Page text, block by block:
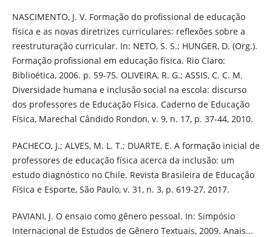
NASCIMENTO, J. V. Formação do profissional de educação
física e as novas diretrizes curriculares: reflexões sobre a
reestruturação curricular. In: NETO, S. S.; HUNGER, D. (Org.).
Formação profissional em educação física. Rio Claro:
Biblioética, 2006. p. 59-75. OLIVEIRA, R. G.; ASSIS, C. C. M.
Diversidade humana e inclusão social na escola: discurso
dos professores de Educação Física. Caderno de Educação
Física, Marechal Cândido Rondon, v. 9, n. 17, p. 37-44, 2010.
PACHECO, J.; ALVES, M. L. T.; DUARTE, E. A formação inicial de
professores de educação física acerca da inclusão: um
estudo diagnóstico no Chile. Revista Brasileira de Educação
Física e Esporte, São Paulo, v. 31, n. 3, p. 619-27, 2017.
PAVIANI, J. O ensaio como gênero pessoal. In: Simpósio
Internacional de Estudos de Gênero Textuais, 2009. Anais...